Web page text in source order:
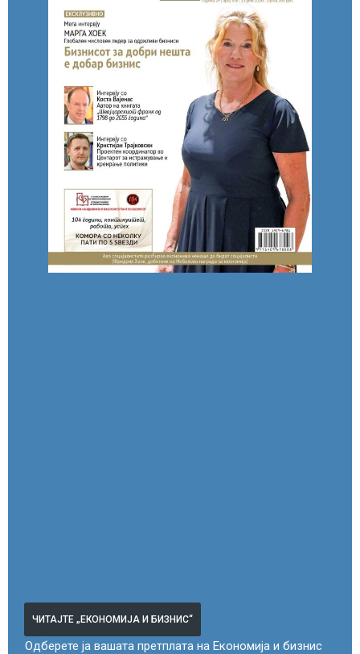
ЧИТАЈТЕ „ЕКОНОМИЈА И БИЗНИС“
Одберете ја вашата претплата на Економија и бизнис